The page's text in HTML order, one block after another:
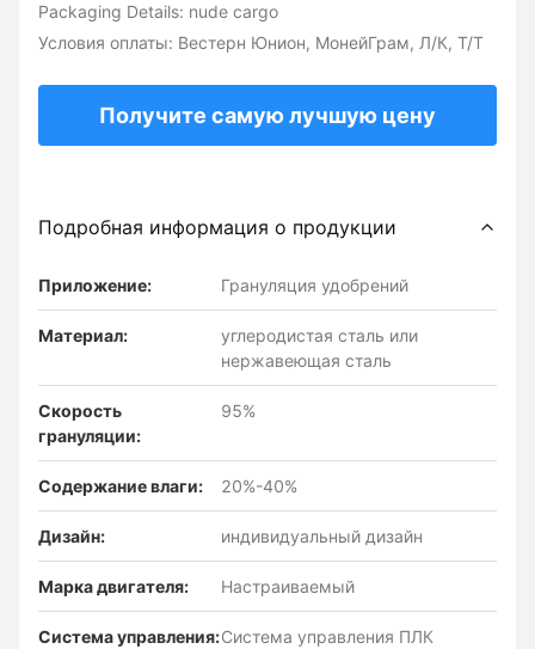
Packaging Details: nude cargo
Условия оплаты: Вестерн Юнион, МонейГрам, Л/К, Т/Т
Получите самую лучшую цену
Подробная информация о продукции
Приложение: Грануляция удобрений
Материал:
углеродистая сталь или
нержавеющая сталь
Скорость
грануляции:
95%
Содержание влаги: 20%-40%
Дизайн: индивидуальный дизайн
Марка двигателя: Настраиваемый
Система управления:Система управления ПЛК